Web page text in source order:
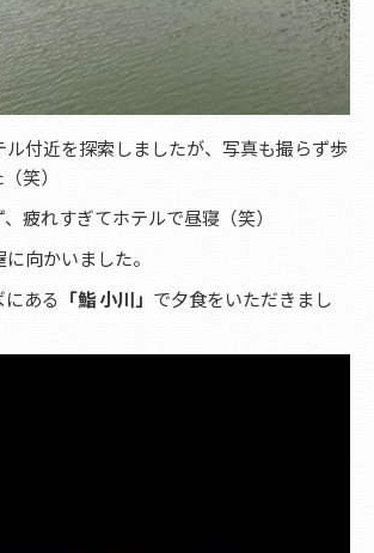
ル付近を探索しましたが、写真も撮らず歩
笑）
疲れすぎてホテルで昼寝（笑）
向かいました。
ある 「鮨 小川」 で夕食をいただきまし